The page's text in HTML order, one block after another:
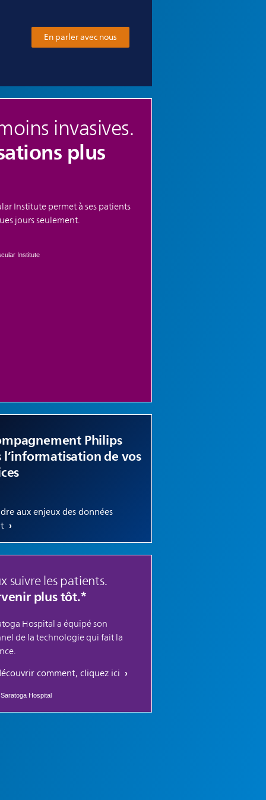
En parler avec nous
invasives.
plus
Institute permet à ses patients
jours seulement.
Institute
Philips
l’informatisation de vos
aux enjeux des données
suivre les patients.
plus tôt.*
Hospital a équipé son
de la technologie qui fait la
comment, cliquez ici
Hospital